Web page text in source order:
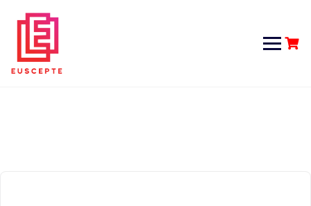
content